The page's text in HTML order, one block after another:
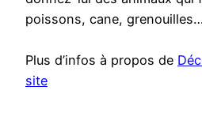
poissons, cane, grenouilles…
Plus d’infos à propos de
site